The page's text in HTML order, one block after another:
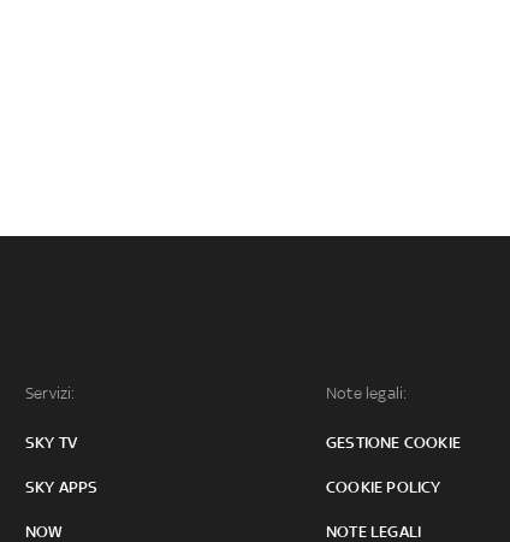
Servizi:
SKY TV
SKY APPS
NOW
Note legali:
GESTIONE COOKIE
COOKIE POLICY
NOTE LEGALI